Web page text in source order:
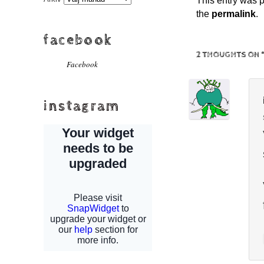
the permalink.
2 THOUGHTS ON
facebook
Facebook
instagram